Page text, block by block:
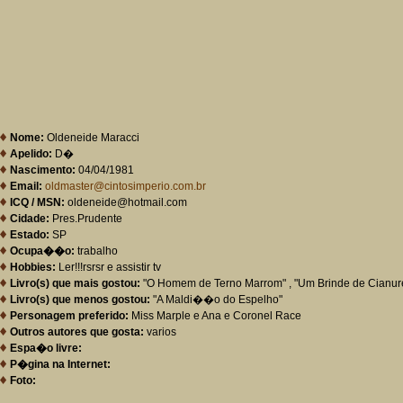
Nome: Oldeneide Maracci
Apelido: D�
Nascimento: 04/04/1981
Email: oldmaster@cintosimperio.com.br
ICQ / MSN: oldeneide@hotmail.com
Cidade: Pres.Prudente
Estado: SP
Ocupa��o: trabalho
Hobbies: Ler!!!rsrsr e assistir tv
Livro(s) que mais gostou: "O Homem de Terno Marrom" , "Um Brinde de
Livro(s) que menos gostou: "A Maldi��o do Espelho"
Personagem preferido: Miss Marple e Ana e Coronel Race
Outros autores que gosta: varios
Espa�o livre:
P�gina na Internet:
Foto: